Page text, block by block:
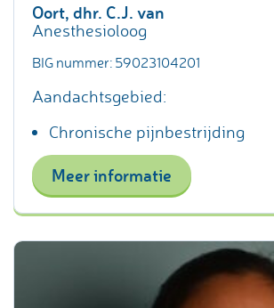
Oort, dhr. C.J. van
Anesthesioloog
BIG nummer: 59023104201
Aandachtsgebied:
Chronische pijnbestrijding
Meer informatie